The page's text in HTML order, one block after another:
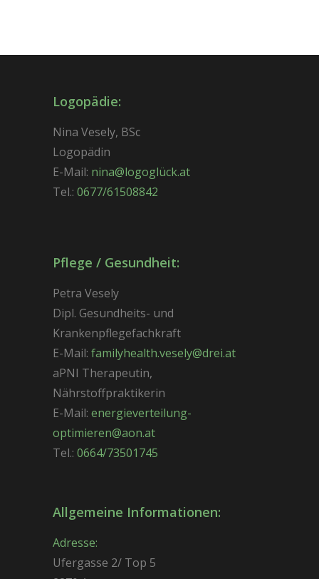
Logopädie:
Nina Vesely, BSc
Logopädin
E-Mail: nina@logoglück.at
Tel.: 0677/61508842
Pflege / Gesundheit:
Petra Vesely
Dipl. Gesundheits- und
Krankenpflegefachkraft
E-Mail: familyhealth.vesely@drei.at
aPNI Therapeutin,
Nährstoffpraktikerin
E-Mail: energieverteilung-
optimieren@aon.at
Tel.: 0664/73501745
Allgemeine Informationen:
Adresse:
Ufergasse 2/ Top 5